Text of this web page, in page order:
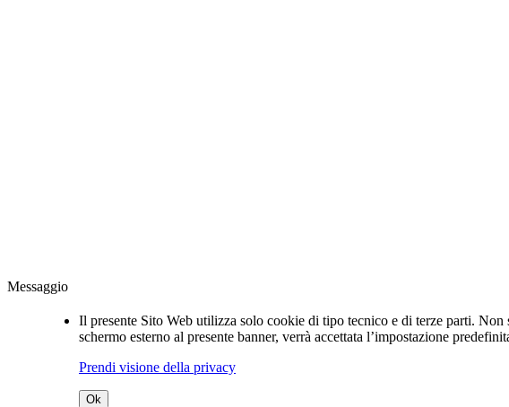
Messaggio
Il presente Sito Web utilizza solo cookie di tipo tecnico e di terze parti.
schermo esterno al presente banner, verrà accettata l’impostazione
Prendi visione della privacy
Ok